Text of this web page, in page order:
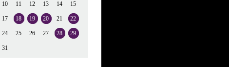
10 11 12 13 14 15
17 18 19 20 21 22
24 25 26 27 28 29
31